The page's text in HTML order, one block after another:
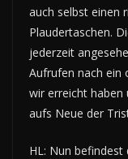
auch selbst einen
Plaudertaschen.
jederzeit
Aufrufen nach ein
wir erreicht haben
aufs Neue der
HL: Nun